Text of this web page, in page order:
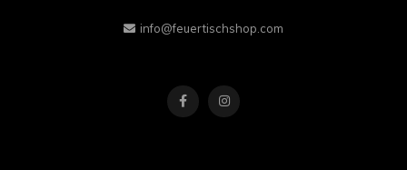
info@feuertischshop.com